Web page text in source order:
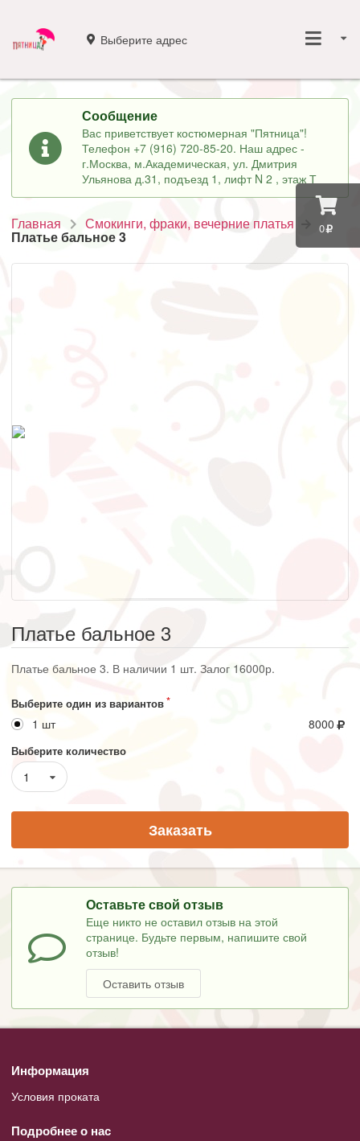
0
Выберите адрес
Сообщение
Вас приветствует костюмерная "Пятница"!
Телефон +7 (916) 720-85-20. Наш адрес -
г.Москва, м.Академическая, ул. Дмитрия
Ульянова д.31, подъезд 1, лифт N 2 , этаж Т
Главная Смокинги, фраки, вечерние платья
Платье бальное 3
Платье бальное 3
Платье бальное 3. В наличии 1 шт. Залог 16000р.
Выберите один из вариантов
1 шт 8000
Выберите количество
1
Заказать
Оставьте свой отзыв
Еще никто не оставил отзыв на этой
странице. Будьте первым, напишите свой
отзыв!
Оставить отзыв
Информация
Условия проката
Подробнее о нас